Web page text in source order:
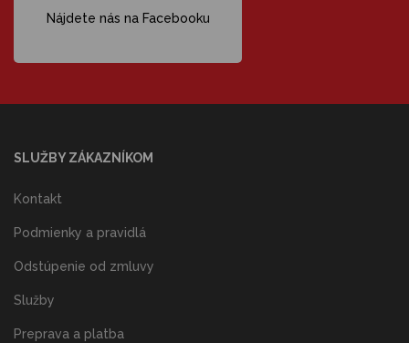
Nájdete nás na Facebooku
SLUŽBY ZÁKAZNÍKOM
Kontakt
Podmienky a pravidlá
Odstúpenie od zmluvy
Služby
Preprava a platba